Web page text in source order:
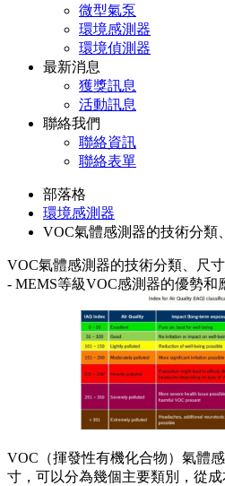
微型氣泵
環境感測器
環境偵測器
最新消息
獲獎訊息
活動訊息
聯絡我們
聯絡資訊
聯絡表單
部落格
環境感測器
VOC氣體感測器的技術分類
VOC氣體感測器的技術分類、尺
- MEMS等級VOC感測器的優勢和
VOC（揮發性有機化合物）氣體
寸，可以分為幾個主要類別，從